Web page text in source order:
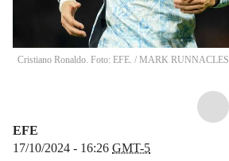
Cristiano Ronaldo. Foto: EFE. / MARK RUNNACLES
EFE
17/10/2024 - 16:26 GMT-5